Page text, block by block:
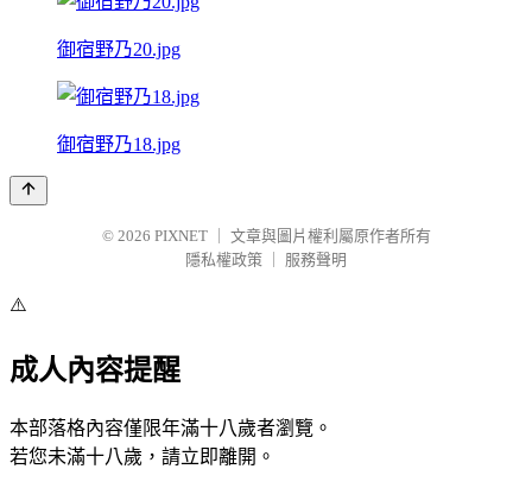
御宿野乃20.jpg
御宿野乃18.jpg
© 2026 PIXNET
文章與圖片權利屬原作者所有
隱私權政策
服務聲明
⚠️
成人內容提醒
本部落格內容僅限年滿十八歲者瀏覽。
若您未滿十八歲，請立即離開。